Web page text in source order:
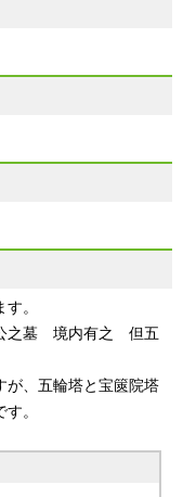
。
公之墓 境内有之 但五
が、五輪塔と宝篋院塔
。